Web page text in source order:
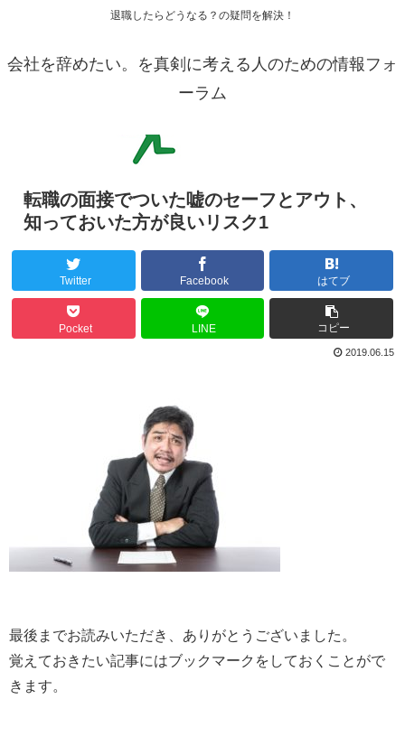
退職したらどうなる？の疑問を解決！
会社を辞めたい。を真剣に考える人のための情報フォ
ーラム
転職の面接でついた嘘のセーフとアウト、
知っておいた方が良いリスク1
Twitter Facebook はてブ
Pocket LINE コピー
2019.06.15
最後までお読みいただき、ありがとうございました。
覚えておきたい記事にはブックマークをしておくことがで
きます。